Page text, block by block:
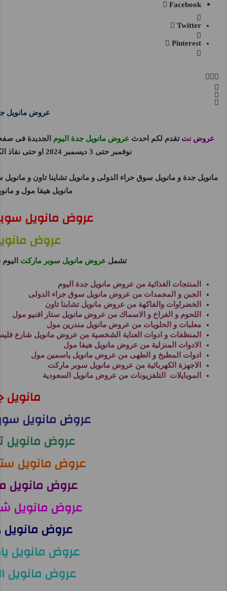
Facebook
Twitter
Pinterest
عروض مانويل
عروض نت تقدم لكم احدث عروض مانويل جدة اليوم
الجديدة فى
نوفمبر حتى 3 ديسمبر 2024 او حتى نفاذ الكمية من
مانويل جدة و مانويل سوق حراء الدولى و مانويل تشاينا تاون و
مانويل هيفا مول و
عروض مانويل سوبر
عروض مانويل
تشمل عروض مانويل سوبر ماركت
المنتجات الغذائية من عروض مانويل جدة اليوم
الجبن و المجمدات من عروض مانويل سوق جراء الدولى
الخضراوات والفاكهة من عروض مانويل تشابنا تاون
اللحوم و الفراخ و الاسماك من عروض مانويل ستار افنيو مول
معلبات و الحلويات من عروض مانويل مندرين مول
المنظفات و ادوات العناية الشخصية من عروض مانويل شارع
الادوات المنزلية من عروض مانويل هيفا مول
ادوات المطبخ و الطهى من عروض مانويل ياسمين مول
الاجهزة الكهربائية من عروض مانويل سوبر ماركت
الموبايلات التلفزيونات من عروض مانويل السعودية
مانويل
عروض مانويل
عروض مانويل
عروض مانويل
عروض مانويل
عروض مانويل
عروض
عروض مانويل
عروض مانويل